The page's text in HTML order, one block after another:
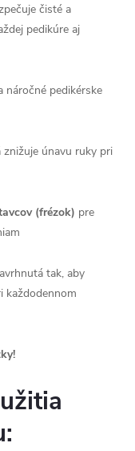
čisté a
pedikúre aj
náročné pedikérske
znižuje únavu ruky pri
(frézok) pre
tak, aby
každodennom